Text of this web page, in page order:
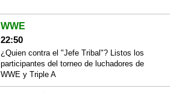
WWE
22:50
¿Quien contra el "Jefe Tribal"? Listos los
participantes del torneo de luchadores de
WWE y Triple A